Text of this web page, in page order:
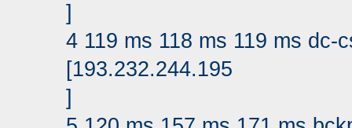
]
4 119 ms 118 ms 119 ms dc-
[193.232.244.195
]